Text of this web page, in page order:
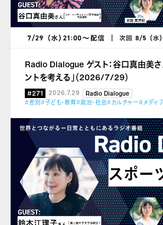
Radio Dialogue ゲスト：谷口真由美さ
ントを考える」（2026/7/29）
#271 2026.7.29
Radio Dialogue
#差別#子ども・教育#政治・社会#カルチャー#メディ